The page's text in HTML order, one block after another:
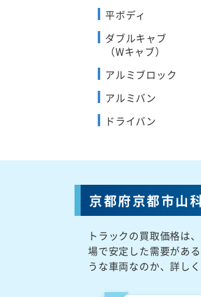
平ボディ
ダブルキャブ
（Wキャブ）
アルミブロック
アルミバン
ドライバン
京都府京都市山
トラックの買取価格は
場で安定した需要があ
うな車両なのか、詳し